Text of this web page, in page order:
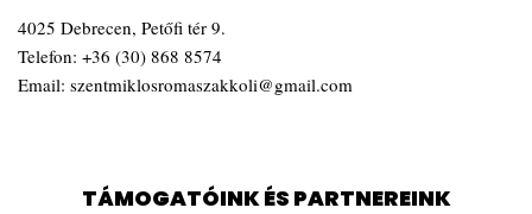
4025 Debrecen, Petőfi tér 9.
Telefon: +36 (30) 868 8574
Email: szentmiklosromaszakkoli@gmail.com
TÁMOGATÓINK ÉS PARTNEREINK